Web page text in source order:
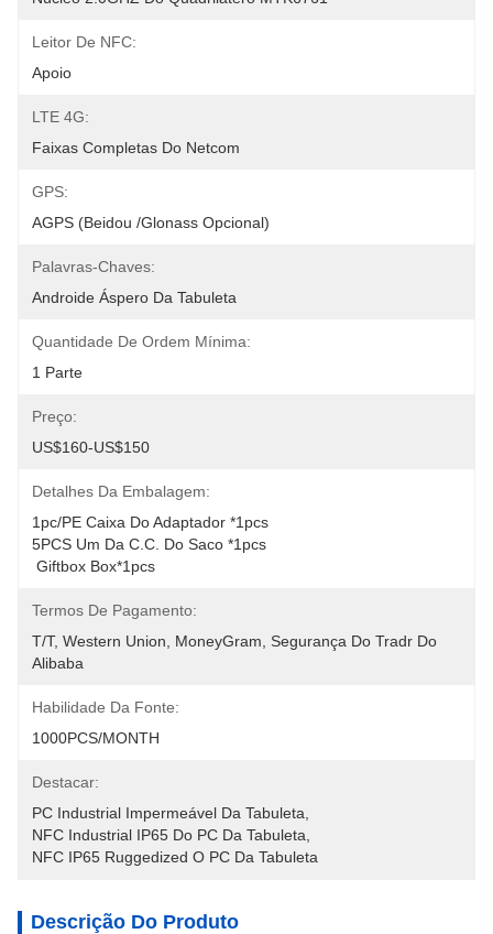
Leitor De NFC:
Apoio
LTE 4G:
Faixas Completas Do Netcom
GPS:
AGPS (Beidou /Glonass Opcional)
Palavras-Chaves:
Androide Áspero Da Tabuleta
Quantidade De Ordem Mínima:
1 Parte
Preço:
US$160-US$150
Detalhes Da Embalagem:
1pc/PE Caixa Do Adaptador *1pcs
5PCS Um Da C.C. Do Saco *1pcs
Giftbox Box*1pcs
Termos De Pagamento:
T/T, Western Union, MoneyGram, Segurança Do Tradr Do
Alibaba
Habilidade Da Fonte:
1000PCS/MONTH
Destacar:
PC Industrial Impermeável Da Tabuleta
NFC Industrial IP65 Do PC Da Tabuleta
NFC IP65 Ruggedized O PC Da Tabuleta
Descrição Do Produto